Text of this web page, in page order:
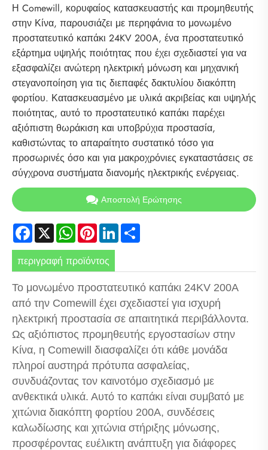
Η Comewill, κορυφαίος κατασκευαστής και προμηθευτής
στην Κίνα, παρουσιάζει με περηφάνια το μονωμένο
προστατευτικό καπάκι 24KV 200A, ένα προστατευτικό
εξάρτημα υψηλής ποιότητας που έχει σχεδιαστεί για να
εξασφαλίζει ανώτερη ηλεκτρική μόνωση και μηχανική
στεγανοποίηση για τις διεπαφές δακτυλίου διακόπτη
φορτίου. Κατασκευασμένο με υλικά ακριβείας και υψηλής
ποιότητας, αυτό το προστατευτικό καπάκι παρέχει
αξιόπιστη θωράκιση και υποβρύχια προστασία,
καθιστώντας το απαραίτητο συστατικό τόσο για
προσωρινές όσο και για μακροχρόνιες εγκαταστάσεις σε
σύγχρονα συστήματα διανομής ηλεκτρικής ενέργειας.
Αποστολή Ερώτησης
Facebook
X WhatsApp
PinterestLinkedIn
περιγραφή προϊόντος
Το μονωμένο προστατευτικό καπάκι 24KV 200A
από την Comewill έχει σχεδιαστεί για ισχυρή
ηλεκτρική προστασία σε απαιτητικά περιβάλλοντα.
Ως αξιόπιστος προμηθευτής εργοστασίων στην
Κίνα, η Comewill διασφαλίζει ότι κάθε μονάδα
πληροί αυστηρά πρότυπα ασφαλείας,
συνδυάζοντας τον καινοτόμο σχεδιασμό με
ανθεκτικά υλικά. Αυτό το καπάκι είναι συμβατό με
χιτώνια διακόπτη φορτίου 200A, συνδέσεις
καλωδίωσης και χιτώνια στήριξης μόνωσης,
προσφέροντας ευέλικτη ανάπτυξη για διάφορες